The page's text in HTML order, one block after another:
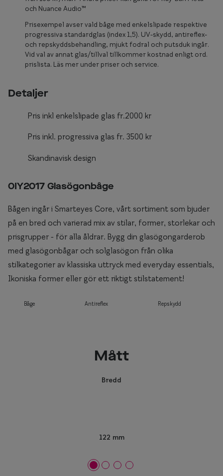
och Nuance Audio™
Prisexempel avser vald båge med enkelslipade respektive
progressiva standardglas (index 1,5). UV-skydd, antireflex-
och repskyddsbehandling, mjukt fodral och putsduk ingår.
Vid val av annat glas/tillval tillkommer kostnad enligt ord.
prislista. Läs mer under priser och service.
Detaljer
Pris inkl enkelslipade glas fr.2000 kr
Pris inkl. progressiva glas fr. 3500 kr
Skandinavisk design
0IY2017 Glasögonbåge
Bågen ingår i Smarteyes Core, vårt sortiment som bjuder
på en bred och varierad mix av stilar, former, storlekar och
prisgrupper - för alla åldrar. Bygg din glasögongarderob
med glasögonbågar och solglasögon från olika
stilkategorier av klassiska uttryck med everyday essentials,
Ikoniska former eller gör ett riktigt stilstatement!
Båge Antireflex Repskydd
Mått
Bredd
122 mm